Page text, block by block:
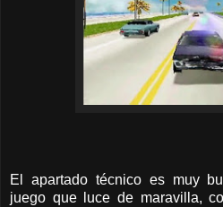
El apartado técnico es muy
juego que luce de maravilla,